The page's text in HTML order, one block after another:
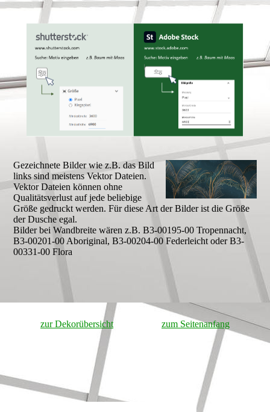
Gezeichnete Bilder wie z.B. das Bild
links sind meistens Vektor Dateien.
Vektor Dateien können ohne
Qualitätsverlust auf jede beliebige
Größe gedruckt werden. Für diese Art der Bilder ist die Größe
der Dusche egal.
Bilder bei Wandbreite wären z.B. B3-00195-00 Tropennacht,
B3-00201-00 Aboriginal, B3-00204-00 Federleicht oder B3-
00331-00 Flora
zur Dekorübersicht zum Seitenanfang